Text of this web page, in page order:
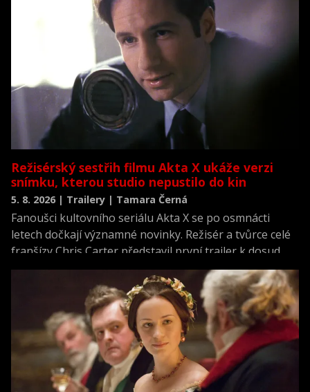
Režisérský sestřih filmu Akta X ukáže verzi
snímku, kterou studio nepustilo do kin
5. 8. 2026 | Trailery | Tamara Černá
Fanoušci kultovního seriálu Akta X se po osmnácti
letech dočkají významné novinky. Režisér a tvůrce celé
franšízy Chris Carter představil první trailer k dosud
neviděné režisérské verzi filmu Akta X: Chci uvěřit.